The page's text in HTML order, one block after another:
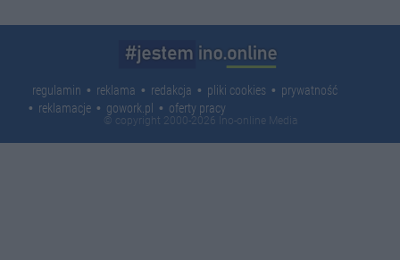
regulamin reklama redakcja pliki cookies
prywatność
reklamacje
gowork.pl oferty pracy
© copyright 2000-2026 Ino-online Media